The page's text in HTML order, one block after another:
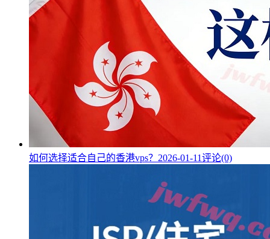
如何选择适合自己的香港vps？ 2026-01-11评论(0)